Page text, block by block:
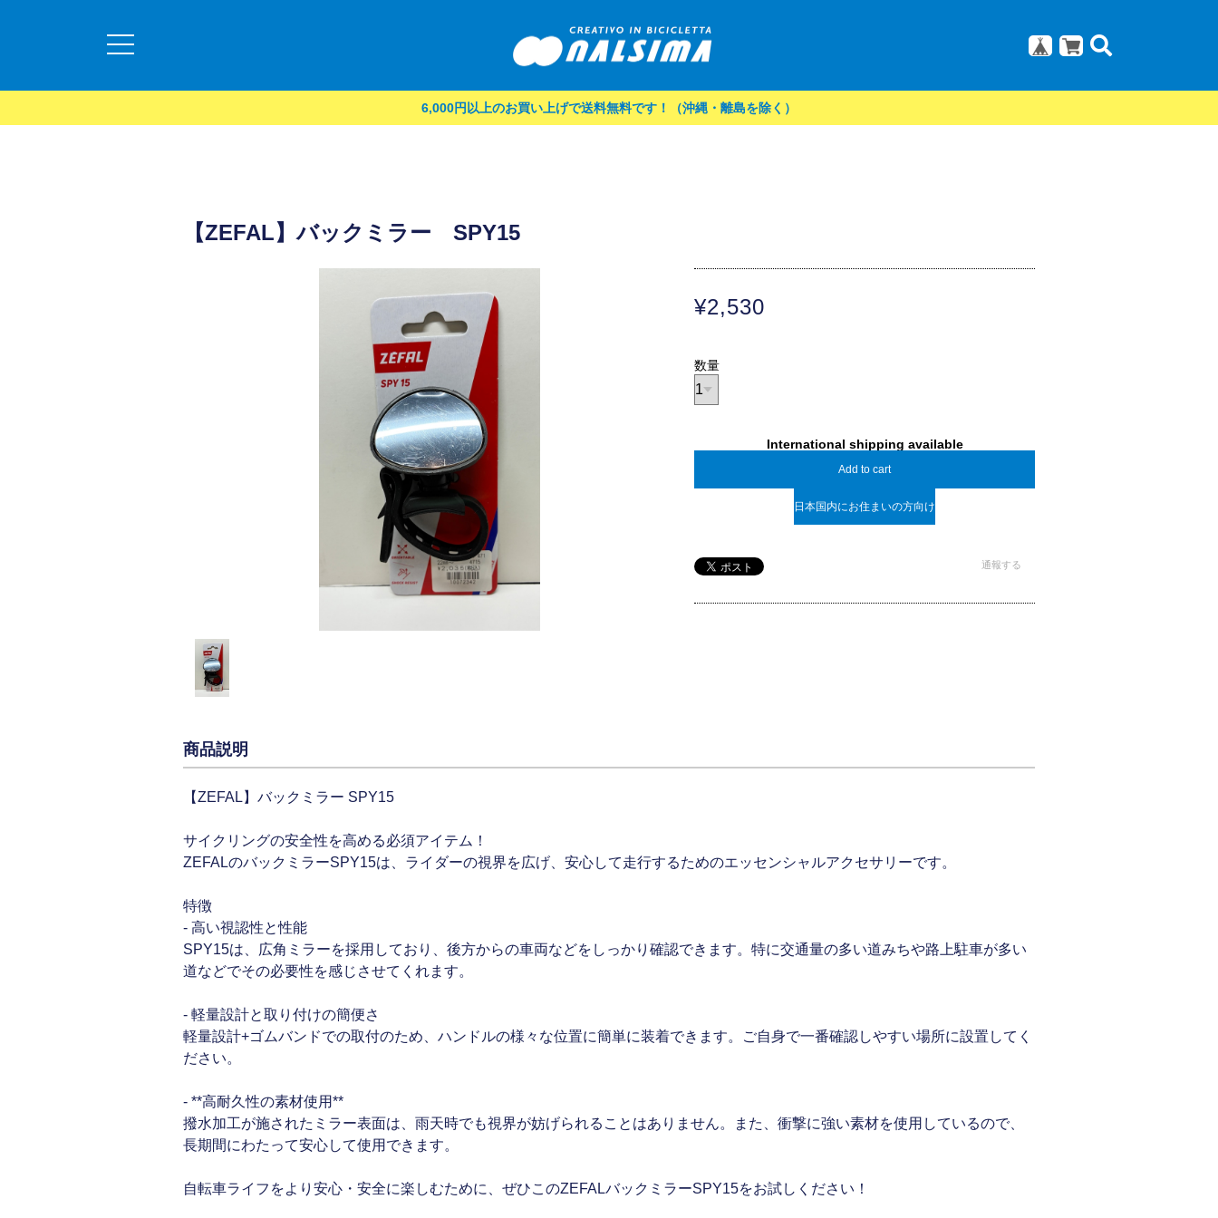
6,000円以上のお買い上げで送料無料です！（沖縄・離島を除く）
【ZEFAL】バックミラー SPY15
¥2,530
数量
International shipping available
Add to cart
日本国内にお住まいの方向け
通報する
商品説明
【ZEFAL】バックミラー SPY15
サイクリングの安全性を高める必須アイテム！
ZEFALのバックミラーSPY15は、ライダーの視界を広げ、安心して走行するためのエッセンシャルアクセサリーです。
特徴
- 高い視認性と性能
SPY15は、広角ミラーを採用しており、後方からの車両などをしっかり確認できます。特に交通量の多い道みちや路上駐車が多い
道などでその必要性を感じさせてくれます。
- 軽量設計と取り付けの簡便さ
軽量設計+ゴムバンドでの取付のため、ハンドルの様々な位置に簡単に装着できます。ご自身で一番確認しやすい場所に設置してく
ださい。
- **高耐久性の素材使用**
撥水加工が施されたミラー表面は、雨天時でも視界が妨げられることはありません。また、衝撃に強い素材を使用しているので、
長期間にわたって安心して使用できます。
自転車ライフをより安心・安全に楽しむために、ぜひこのZEFALバックミラーSPY15をお試しください！